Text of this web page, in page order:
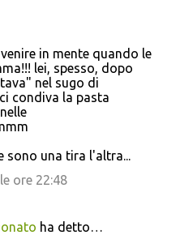
in mente quando le
lei, spesso, dopo
nel sugo di
condiva la pasta
sono una tira l'altra...
ore 22:48
ha detto…